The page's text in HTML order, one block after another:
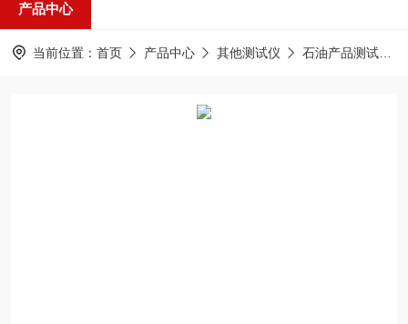
产品中心
当前位置： 首页 产品中心 其他测试仪 石油产品测试仪